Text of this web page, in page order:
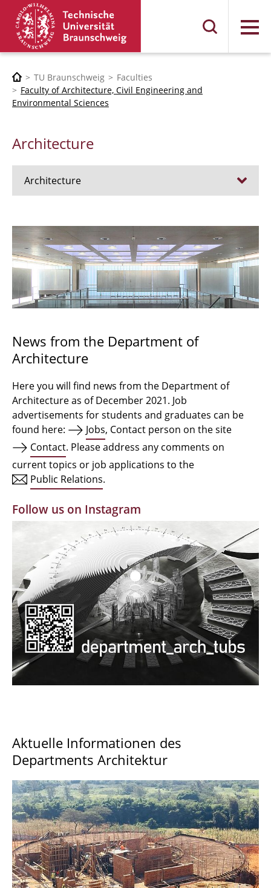
Menu
TU Braunschweig
Faculties
Faculty of Architecture, Civil Engineering and
Environmental Sciences
Architecture
Architecture
Admission procedure 2024
Bachelor Architecture
Bachelor Architecture+
Qualification profile
Semester Programme
Internationales
Facilities
Alumni | cloud club
Documents and Downloads
News from the Department of
Architecture
Here you will find news from the Department of
Architecture as of December 2021. Job
advertisements for students and graduates can be
found here:
Jobs, Contact person on the site
Contact. Please address any comments on
current topics or job applications to the
Public Relations.
Follow us on Instagram
Aktuelle Informationen des
Departments Architektur